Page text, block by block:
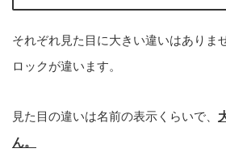
アフィリエイト
タグ
AFFINGER5
それぞれ見た目に大きい違いはありま
ロックが違います。
見た目の違いは名前の表示くらいで、
ん。